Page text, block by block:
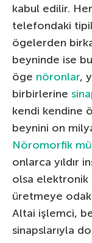
kabul edilir.
telefondaki
ögelerden
beyninde ise
öge nöronlar,
birbirlerine
kendi kendine
beynini on
Nöromorfik
onlarca yıldır
olsa
üretmeye
Altai işlemci,
sinapslarıyla